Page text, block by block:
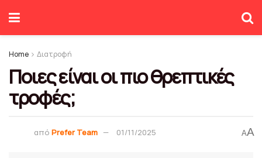
Home Διατροφή
Ποιες είναι οι πιο θρεπτικές
τροφές;
από Prefer Team 01/11/2025 AA